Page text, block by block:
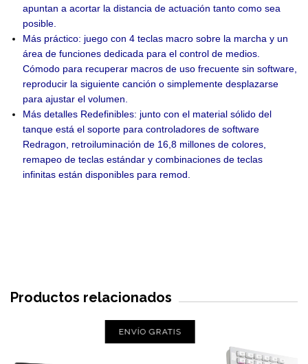
apuntan a acortar la distancia de actuación tanto como sea
posible.
Más práctico: juego con 4 teclas macro sobre la marcha y un
área de funciones dedicada para el control de medios.
Cómodo para recuperar macros de uso frecuente sin software,
reproducir la siguiente canción o simplemente desplazarse
para ajustar el volumen.
Más detalles Redefinibles: junto con el material sólido del
tanque está el soporte para controladores de software
Redragon, retroiluminación de 16,8 millones de colores,
remapeo de teclas estándar y combinaciones de teclas
infinitas están disponibles para remod.
Productos relacionados
ENVÍO GRATIS